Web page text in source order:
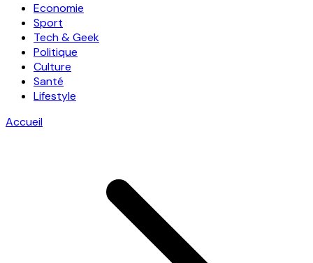
Economie
Sport
Tech & Geek
Politique
Culture
Santé
Lifestyle
Accueil